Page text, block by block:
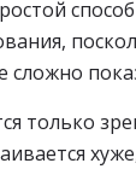
сложно
только